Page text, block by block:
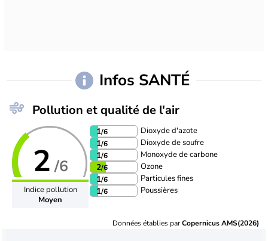
Infos SANTÉ
Pollution et qualité de l'air
2 /6
Indice pollution
Moyen
1/6 Dioxyde d'azote
1/6 Dioxyde de soufre
1/6 Monoxyde de carbone
2/6 Ozone
1/6 Particules fines
1/6 Poussières
Données établies parCopernicus AMS(2026)